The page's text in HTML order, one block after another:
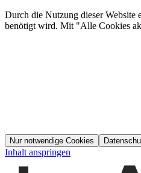
Durch die Nutzung dieser Website
benötigt wird. Mit "Alle Cookies
Nur notwendige Cookies
Inhalt anspringen